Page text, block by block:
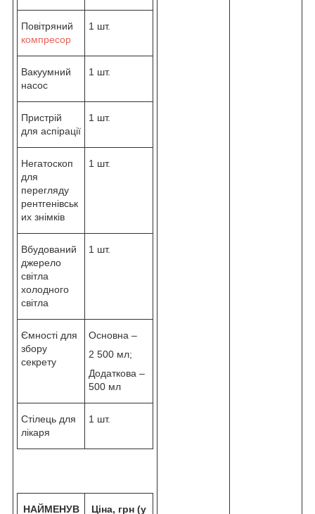
Повітряний
компресор
1 шт.
Вакуумний
насос
1 шт.
Пристрій
для аспірації
1 шт.
Негатоскоп
для
перегляду
рентгенівськ
их знімків
1 шт.
Вбудований
джерело
світла
холодного
світла
1 шт.
Ємності для
збору
секрету
Основна –
2 500 мл;
Додаткова –
500 мл
Стілець для
лікаря
1 шт.
НАЙМЕНУВ Ціна, грн (у